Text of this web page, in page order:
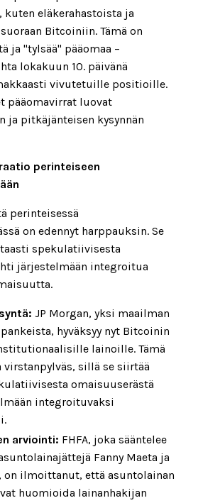
eläkerahastoista ja
Bitcoiniin. Tämä on
ja "tylsää" pääomaa –
lokakuun 10. päivänä
vivutetuille positioille.
pääomavirrat luovat
ja pitkäjänteisen kysynnän
perinteiseen
perinteisessä
on edennyt harppauksin. Se
spekulatiivisesta
järjestelmään integroitua
JP Morgan, yksi maailman
hyväksyy nyt Bitcoinin
lainoille. Tämä
sillä se siirtää
omaisuuserästä
integroituvaksi
arviointi: FHFA, joka sääntelee
Fanny Maeta ja
on ilmoittanut, että asuntolainan
huomioida lainanhakijan